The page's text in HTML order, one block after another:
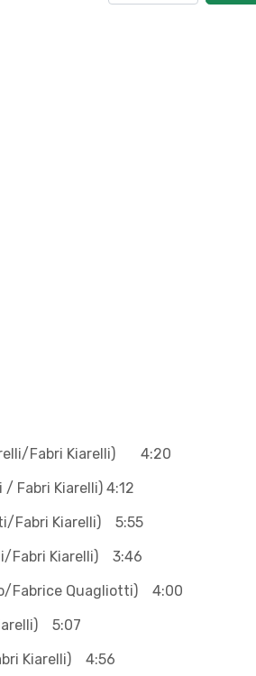
Kiarelli) 4:20
Fabri Kiarelli) 4:12
Kiarelli) 5:55
Kiarelli) 3:46
Quagliotti) 4:00
5:07
Kiarelli) 4:56